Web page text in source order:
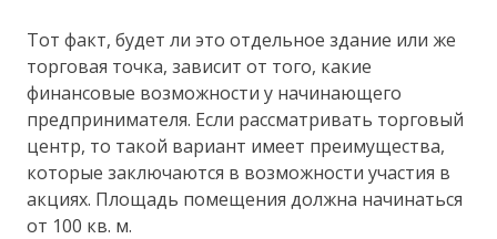
Тот факт, будет ли это отдельное здание или же
торговая точка, зависит от того, какие
финансовые возможности у начинающего
предпринимателя. Если рассматривать торговый
центр, то такой вариант имеет преимущества,
которые заключаются в возможности участия в
акциях. Площадь помещения должна начинаться
от 100 кв. м.